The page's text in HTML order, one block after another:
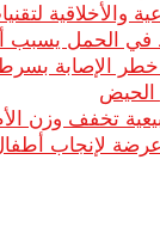
والأخلاقية
في الحمل يسبب
خطر الإصابة
الحيض
تخفف وزن
عرضة لإنجاب